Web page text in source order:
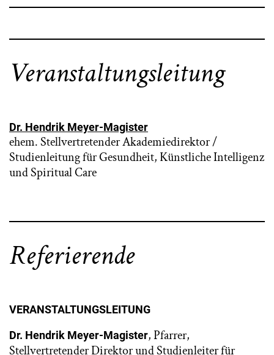
Veranstaltungsleitung
Dr. Hendrik Meyer-Magister
ehem. Stellvertretender Akademiedirektor /
Studienleitung für Gesundheit, Künstliche Intelligenz
und Spiritual Care
Referierende
VERANSTALTUNGSLEITUNG
Dr. Hendrik Meyer-Magister, Pfarrer,
Stellvertretender Direktor und Studienleiter für